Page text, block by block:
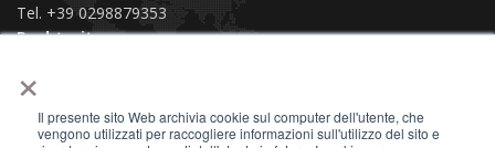
×
Il presente sito Web archivia cookie sul computer dell'utente, che
vengono utilizzati per raccogliere informazioni sull'utilizzo del sito e
Tel. +39 0298879353
Rechtssitz:
Piacenza (PC) - 29121
Kontaktiere uns